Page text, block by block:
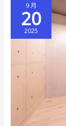
9 月
20
2025